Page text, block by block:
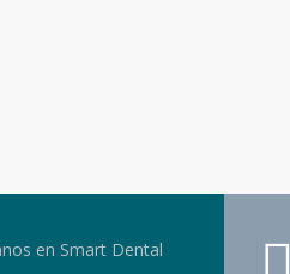
en Smart Dental